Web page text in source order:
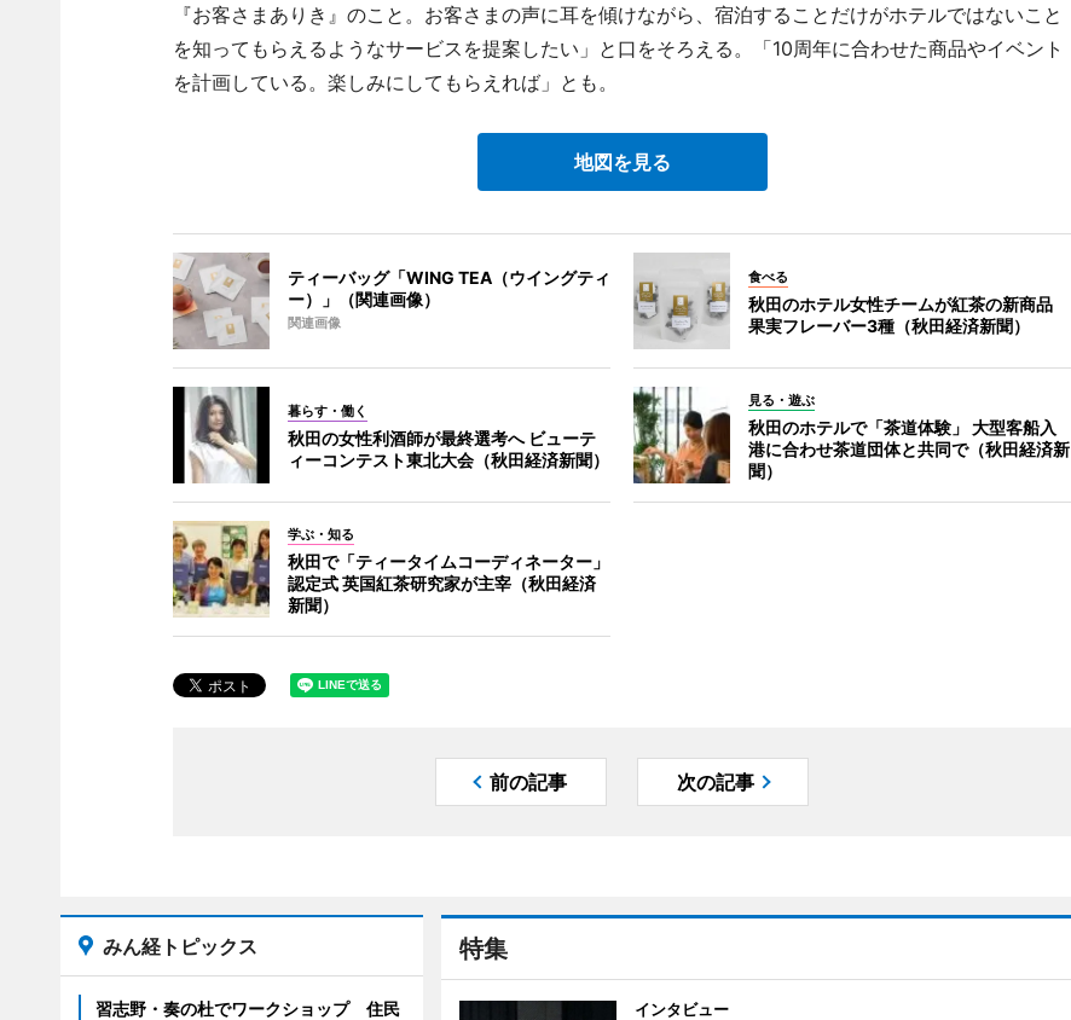
『お客さまありき』のこと。お客さまの声に耳を傾けながら、宿泊することだけがホテルではないこと
を知ってもらえるようなサービスを提案したい」と口をそろえる。「10周年に合わせた商品やイベント
を計画している。楽しみにしてもらえれば」とも。
地図を見る
ティーバッグ「WING TEA（ウイングティ
ー）」（関連画像）
関連画像
食べる
秋田のホテル女性チームが紅茶の新商品
果実フレーバー3種（秋田経済新聞）
暮らす・働く
秋田の女性利酒師が最終選考へ ビューテ
ィーコンテスト東北大会（秋田経済新聞）
見る・遊ぶ
秋田のホテルで「茶道体験」 大型客船入
港に合わせ茶道団体と共同で（秋田経済新
聞）
学ぶ・知る
秋田で「ティータイムコーディネーター」
認定式 英国紅茶研究家が主宰（秋田経済
新聞）
前の記事 次の記事
特集
インタビュー
みん経トピックス
習志野・奏の杜でワークショップ 住民